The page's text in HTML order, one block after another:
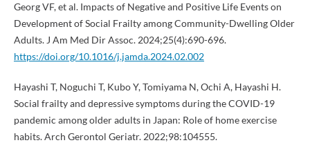
Georg VF, et al. Impacts of Negative and Positive Life Events on
Development of Social Frailty among Community-Dwelling Older
Adults. J Am Med Dir Assoc. 2024;25(4):690-696.
https://doi.org/10.1016/j.jamda.2024.02.002
Hayashi T, Noguchi T, Kubo Y, Tomiyama N, Ochi A, Hayashi H.
Social frailty and depressive symptoms during the COVID-19
pandemic among older adults in Japan: Role of home exercise
habits. Arch Gerontol Geriatr. 2022;98:104555.